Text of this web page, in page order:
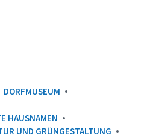
DORFMUSEUM
HAUSNAMEN
UND GRÜNGESTALTUNG